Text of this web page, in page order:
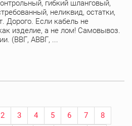
гибкий шланговый,
неликвид, остатки,
Дорого. Если кабель не
изделие, а не лом! Самовывоз.
(ВВГ, АВВГ, ...
2 3 4 5 6 7
8